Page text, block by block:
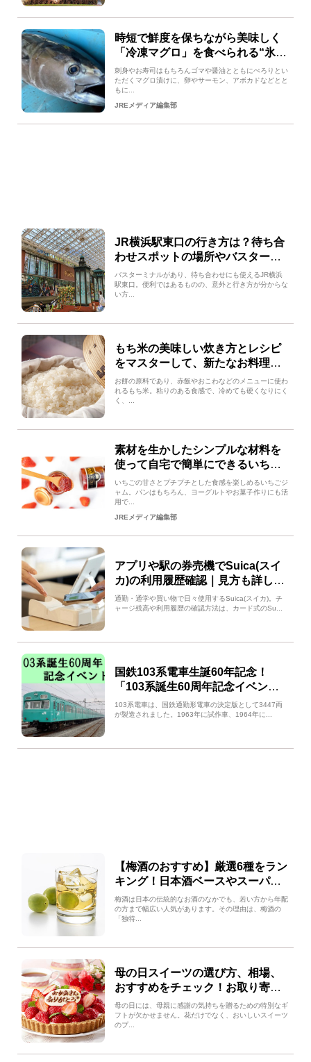
時短で鮮度を保ちながら美味しく
「冷凍マグロ」を食べられる“氷水
解凍法”を解説！マグロ漬け、マグ
ロ丼にも大活躍！
刺身やお寿司はもちろんゴマや醤油とともにぺろりとい
ただくマグロ漬けに、卵やサーモン、アボカドなどとと
もに...
JREメディア編集部
JR横浜駅東口の行き方は？待ち合
わせスポットの場所やバスターミ
ナルへの行き方も解説
バスターミナルがあり、待ち合わせにも使えるJR横浜
駅東口。便利ではあるものの、意外と行き方が分からな
い方...
もち米の美味しい炊き方とレシピ
をマスターして、新たなお料理レ
パートリーを増やしませんか？
お餅の原料であり、赤飯やおこわなどのメニューに使わ
れるもち米。粘りのある食感で、冷めても硬くなりにく
く、...
素材を生かしたシンプルな材料を
使って自宅で簡単にできるいちご
ジャムのレシピ
いちごの甘さとプチプチとした食感を楽しめるいちごジ
ャム。パンはもちろん、ヨーグルトやお菓子作りにも活
用で...
JREメディア編集部
アプリや駅の券売機でSuica(スイ
カ)の利用履歴確認｜見方も詳しく
解説
通勤・通学や買い物で日々使用するSuica(スイカ)。チ
ャージ残高や利用履歴の確認方法は、カード式のSu...
国鉄103系電車生誕60年記念！
「103系誕生60周年記念イベン
ト」を実施します！
103系電車は、国鉄通勤形電車の決定版として3447両
が製造されました。1963年に試作車、1964年に...
【梅酒のおすすめ】厳選6種をラン
キング！日本酒ベースやスーパ
ー・コンビニで買える銘柄も紹介
梅酒は日本の伝統的なお酒のなかでも、若い方から年配
の方まで幅広い人気があります。その理由は、梅酒の
「独特...
母の日スイーツの選び方、相場、
おすすめをチェック！お取り寄せ
できるスイーツもご紹介
母の日には、母親に感謝の気持ちを贈るための特別なギ
フトが欠かせません。花だけでなく、おいしいスイーツ
のプ...